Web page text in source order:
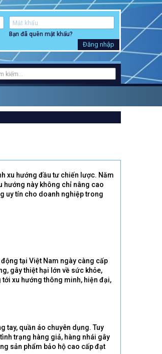
Bạn đã quên mật khẩu?
Đăng nhập
xu hướng đầu tư chiến lược. Năm
hướng này không chỉ nâng cao
uy tín cho doanh nghiệp trong
tại Việt Nam ngày càng cấp
gây thiệt hại lớn về sức khỏe,
xu hướng thông minh, hiện đại,
tay, quần áo chuyên dụng. Tuy
trạng hàng giả, hàng nhái gây
sản phẩm bảo hộ cao cấp đạt